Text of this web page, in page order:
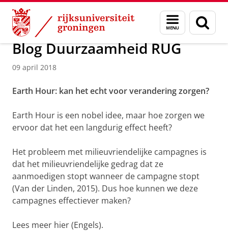
Skip
Content
Skip
Navigation
Menu
en
zoeken
Over ons Profiel Feiten en cijfers Duurzaamheid
Blog Duurzaamheid RUG
09 april 2018
Earth Hour: kan het echt voor verandering zorgen?
Earth Hour is een nobel idee, maar hoe zorgen we
ervoor dat het een langdurig effect heeft?
Het probleem met milieuvriendelijke campagnes is
dat het milieuvriendelijke gedrag dat ze
aanmoedigen stopt wanneer de campagne stopt
(Van der Linden, 2015). Dus hoe kunnen we deze
campagnes effectiever maken?
Lees meer hier (Engels).